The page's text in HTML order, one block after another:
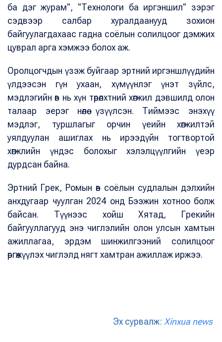
ба дэг журам", "Технологи ба иргэншил" зэрэг
сэдвээр салбар хуралдаанууд зохион
байгуулагдахаас гадна соёлын солилцоог дэмжих
цуврал арга хэмжээ болох аж.
Оролцогчдын үзэж буйгаар эртний иргэншлүүдийн
үлдээсэн гүн ухаан, хүмүүнлэг үнэт зүйлс,
мэдлэгийн өв нь хүн төрөлхтний хөгжил дэвшилд олон
талаар эерэг нөлөө үзүүлсэн. Тиймээс энэхүү
мэдлэг, туршлагыг орчин үеийн хөгжилтэй
уялдуулан ашиглах нь ирээдүйн тогтвортой
хөгжлийн үндэс болохыг хэлэлцүүлгийн үеэр
дурдсан байна.
Эртний Грек, Ромын өв соёлын судлалын дэлхийн
анхдугаар чуулган 2024 онд Бээжин хотноо болж
байсан. Түүнээс хойш Хятад, Грекийн
байгууллагууд энэ чиглэлийн олон улсын хамтын
ажиллагаа, эрдэм шинжилгээний солилцоог
өргөжүүлэх чиглэлд нягт хамтран ажиллаж иржээ.
Эх сурвалж: Xinxua news